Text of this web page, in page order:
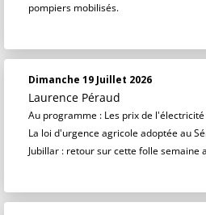
pompiers mobilisés.
Dimanche 19 Juillet 2026
Laurence Péraud
Au programme : Les prix de
La loi d'urgence agricole adoptée au
Jubillar : retour sur cette folle semaine